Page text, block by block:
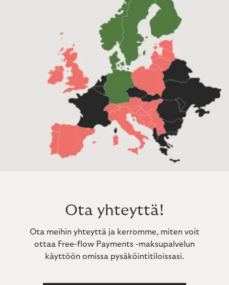
Ota yhteyttä!
Ota meihin yhteyttä ja kerromme, miten voit
ottaa Free-flow Payments -maksupalvelun
käyttöön omissa pysäköintitiloissasi.